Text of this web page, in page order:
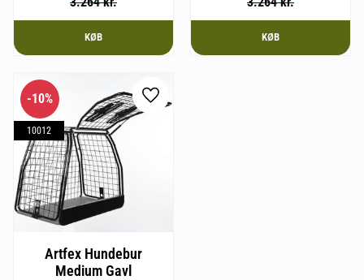
KØB KØB
Artfex Hundebur
Medium Gavl
10%
10012
Gem som favorit